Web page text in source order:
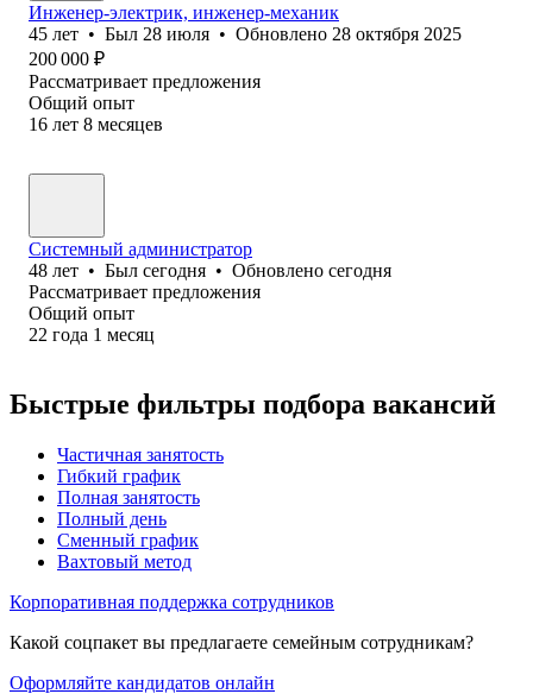
Инженер-электрик, инженер-механик
45 лет • Был 28 июля • Обновлено 28 октября 2025
200 000 ₽
Рассматривает предложения
Общий опыт
16 лет 8 месяцев
Системный администратор
48 лет • Был сегодня • Обновлено сегодня
Рассматривает предложения
Общий опыт
22 года 1 месяц
Быстрые фильтры подбора вакансий
Частичная занятость
Гибкий график
Полная занятость
Полный день
Сменный график
Вахтовый метод
Корпоративная поддержка сотрудников
Какой соцпакет вы предлагаете семейным сотрудникам?
Оформляйте кандидатов онлайн